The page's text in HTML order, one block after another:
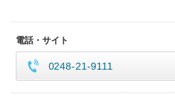
電話・サイト
0248-21-9111